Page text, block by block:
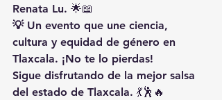
Renata Lu. 🌟📖
💡 Un evento que une ciencia,
cultura y equidad de género en
Tlaxcala. ¡No te lo pierdas!
Sigue disfrutando de la mejor salsa
del estado de Tlaxcala. 💃🕺🔥